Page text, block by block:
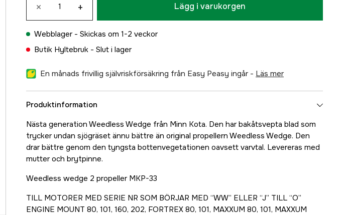
× + Lägg i varukorgen
Webblager - Skickas om 1-2 veckor
Butik Hyltebruk - Slut i lager
En månads frivillig självriskförsäkring från Easy Peasy ingår - läs mer
Produktinformation
Nästa generation Weedless Wedge från Minn Kota. Den har bakåtsvepta blad som
trycker undan sjögräset ännu bättre än original propellern Weedless Wedge. Den
drar bättre genom den tyngsta bottenvegetationen oavsett varvtal. Levereras med
mutter och brytpinne.
Weedless wedge 2 propeller MKP-33
TILL MOTORER MED SERIE NR SOM BÖRJAR MED “WW” ELLER “J” TILL “O”
ENGINE MOUNT 80, 101, 160, 202, FORTREX 80, 101, MAXXUM 80, 101, MAXXUM